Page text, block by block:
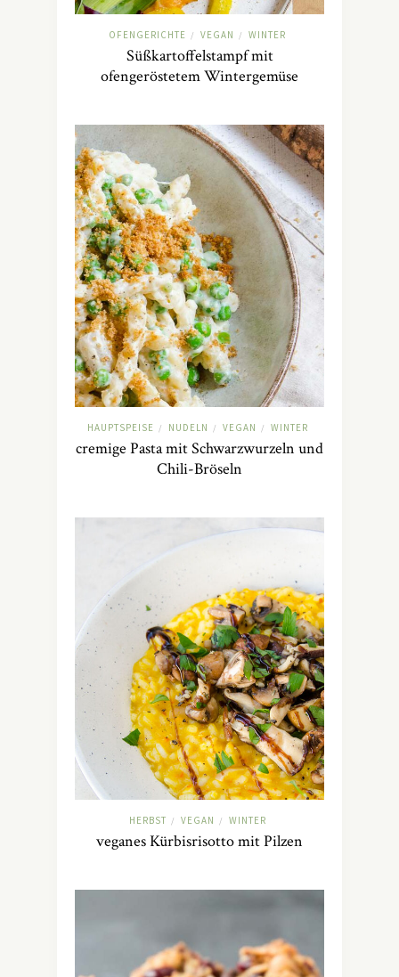
OFENGERICHTE / VEGAN / WINTER
Süßkartoffelstampf mit
ofengeröstetem Wintergemüse
HAUPTSPEISE / NUDELN / VEGAN / WINTER
cremige Pasta mit Schwarzwurzeln und
Chili-Bröseln
HERBST / VEGAN / WINTER
veganes Kürbisrisotto mit Pilzen